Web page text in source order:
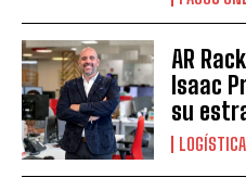
AR
Isaac
su
LOGÍSTICA